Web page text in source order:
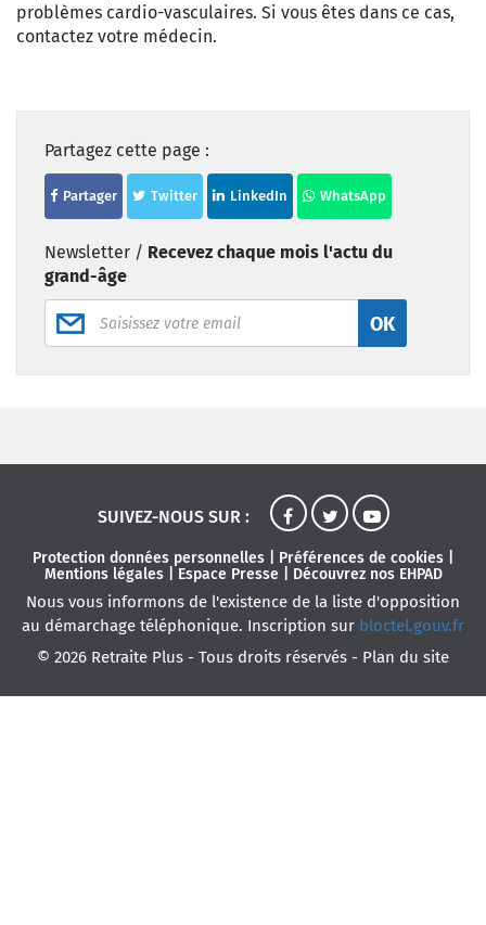
problèmes cardio-vasculaires. Si vous êtes dans ce cas,
contactez votre médecin.
Partagez cette page :
Partager Twitter LinkedIn WhatsApp
Newsletter / Recevez chaque mois l'actu du
grand-âge
OK
SUIVEZ-NOUS SUR :
Protection données personnelles Préférences de cookies
Mentions légales| Espace Presse| Découvrez nos EHPAD
Nous vous informons de l'existence de la liste d'opposition
au démarchage téléphonique. Inscription sur bloctel.gouv.fr
© 2026 Retraite Plus - Tous droits réservés - Plan du site